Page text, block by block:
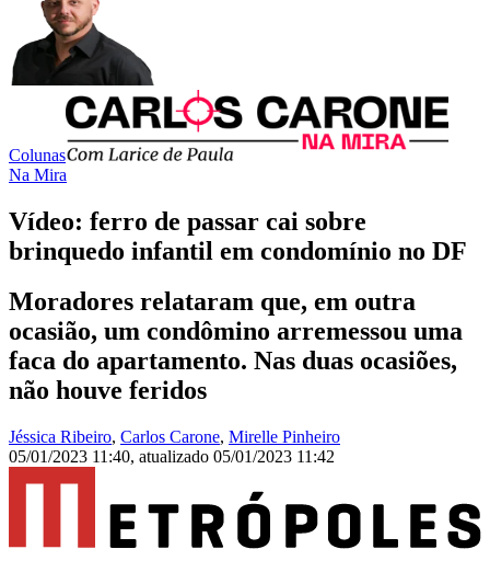
Colunas
Na Mira
Vídeo: ferro de passar cai sobre
brinquedo infantil em condomínio no DF
Moradores relataram que, em outra
ocasião, um condômino arremessou uma
faca do apartamento. Nas duas ocasiões,
não houve feridos
Jéssica Ribeiro, Carlos Carone, Mirelle Pinheiro
05/01/2023 11:40, atualizado 05/01/2023 11:42